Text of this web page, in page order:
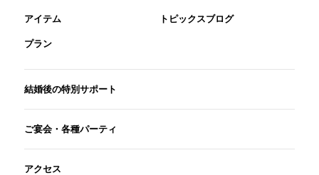
アイテム
プラン
トピックスブログ
結婚後の特別サポート
ご宴会・各種パーティ
アクセス